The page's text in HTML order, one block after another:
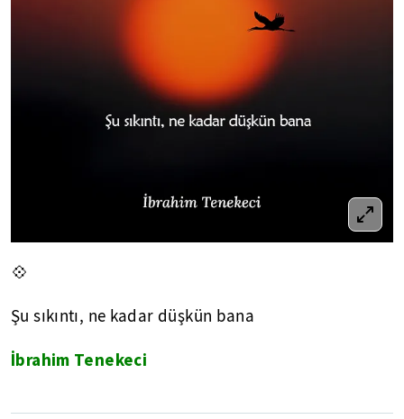
💠
Şu sıkıntı, ne kadar düşkün bana
İbrahim Tenekeci